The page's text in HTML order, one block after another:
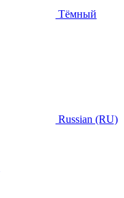
Тёмный
Russian (RU)